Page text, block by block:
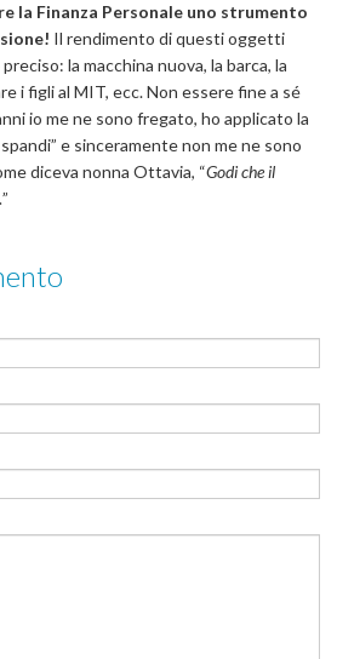
la Finanza Personale uno strumento
Il rendimento di questi oggetti
la macchina nuova, la barca, la
i figli al MIT, ecc. Non essere fine a sé
io me ne sono fregato, ho applicato la
e sinceramente non me ne sono
diceva nonna Ottavia, “Godi che il
”